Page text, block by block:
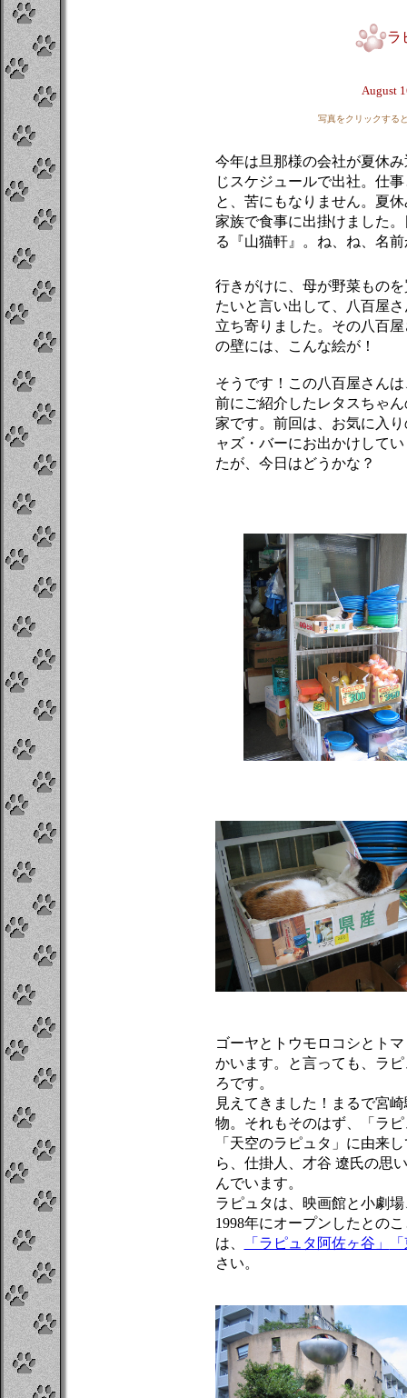
ラ
August
写真をクリックする
今年は旦那様の会社が夏休
じスケジュールで出社。仕
と、苦にもなりません。夏
家族で食事に出掛けました
る『山猫軒』。ね、ね、名
行きがけに、母が野菜ものを
たいと言い出して、八百屋
立ち寄りました。その八百
の壁には、こんな絵が！
そうです！この八百屋さん
前にご紹介したレタスちゃん
家です。前回は、お気に入り
ャズ・バーにお出かけして
たが、今日はどうかな？
ゴーヤとトウモロコシとト
かいます。と言っても、ラ
ろです。
見えてきました！まるで宮
物。それもそのはず、「ラ
「天空のラピュタ」に由来
ら、仕掛人、才谷 遼氏の思
んでいます。
ラピュタは、映画館と小劇
1998年にオープンしたとの
は、
「ラピュタ阿佐ヶ谷」
さい。